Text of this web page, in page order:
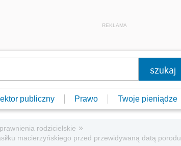
REKLAMA
publiczny Prawo Twoje pieniądze
rodzicielskie »
macierzyńskiego przed przewidywaną datą porodu